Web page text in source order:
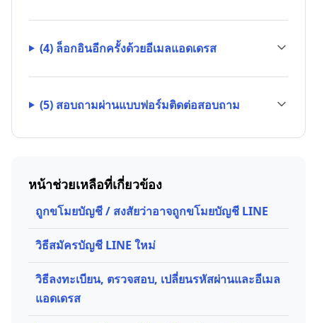
(4) ล็อกอินอีกครั้งด้วยอีเมลแอดเดรส
(5) สอบถามผ่านแบบฟอร์มติดต่อสอบถาม
หน้าช่วยเหลือที่เกี่ยวข้อง
ถูกขโมยบัญชี / สงสัยว่าอาจถูกขโมยบัญชี LINE
วิธีสมัครบัญชี LINE ใหม่
วิธีลงทะเบียน, ตรวจสอบ, เปลี่ยนรหัสผ่านและอีเมล
แอดเดรส